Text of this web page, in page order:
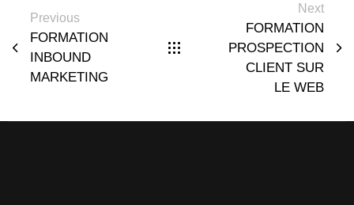
Previous
FORMATION
INBOUND
MARKETING
Next
FORMATION
PROSPECTION
CLIENT SUR
LE WEB